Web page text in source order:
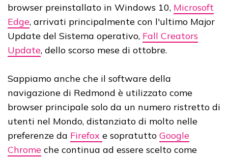
browser preinstallato in Windows 10, Microsoft
Edge, arrivati principalmente con l'ultimo Major
Update del Sistema operativo, Fall Creators
Update, dello scorso mese di ottobre.
Sappiamo anche che il software della
navigazione di Redmond è utilizzato come
browser principale solo da un numero ristretto di
utenti nel Mondo, distanziato di molto nelle
preferenze da Firefox e sopratutto Google
Chrome che continua ad essere scelto come